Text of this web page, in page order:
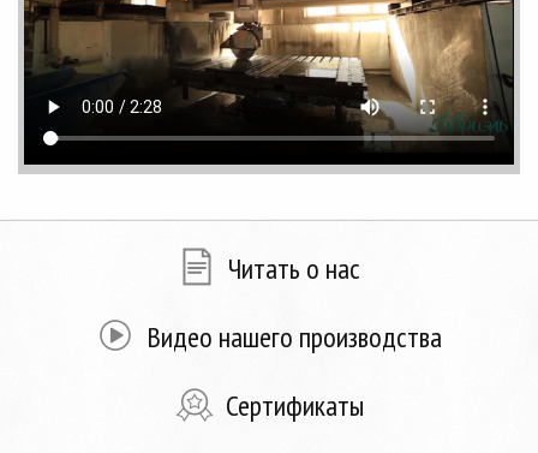
Читать о нас
Видео нашего производства
Сертификаты